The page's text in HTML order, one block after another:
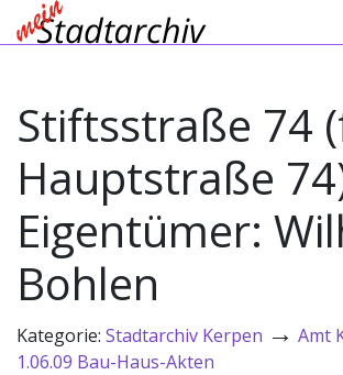
Stiftsstraße 74
Hauptstraße
Eigentümer:
Bohlen
Kategorie: Stadtarchiv Kerpen → Amt
1.06.09 Bau-Haus-Akten